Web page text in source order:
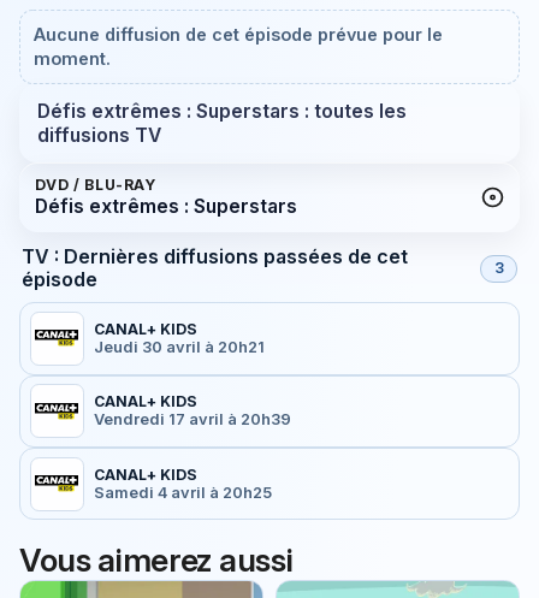
Aucune diffusion de cet épisode prévue pour le
moment.
Défis extrêmes : Superstars : toutes les
diffusions TV
DVD / BLU-RAY
Défis extrêmes : Superstars
TV : Dernières diffusions passées de cet
épisode
3
CANAL+ KIDS
Jeudi 30 avril à 20h21
CANAL+ KIDS
Vendredi 17 avril à 20h39
CANAL+ KIDS
Samedi 4 avril à 20h25
Vous aimerez aussi